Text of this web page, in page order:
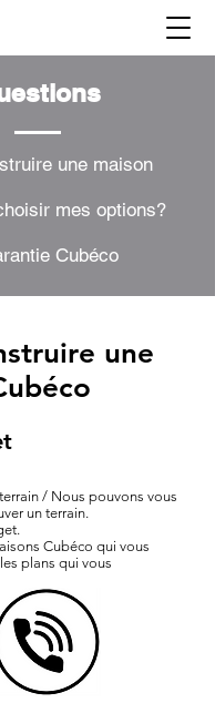
une maison
mes options?
Cubéco
une
/ Nous pouvons vous
un terrain.
Cubéco qui vous
plans qui vous